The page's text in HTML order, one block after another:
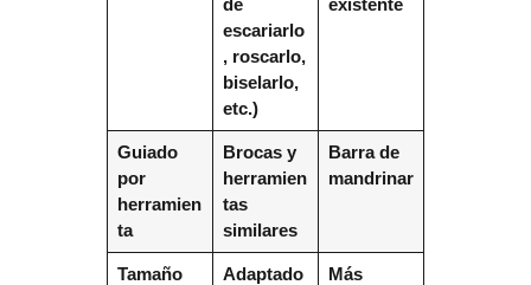
escariarlo
, roscarlo,
biselarlo,
etc.)
Guiado
por
herramien
ta
Brocas y
herramien
tas
similares
Barra de
mandrinar
Tamaño
Adaptado
Más